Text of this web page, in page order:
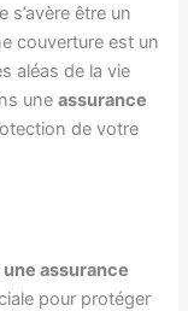
être un
couverture est un
aléas de la vie
uneassurance
de votre
assurance
pour protéger